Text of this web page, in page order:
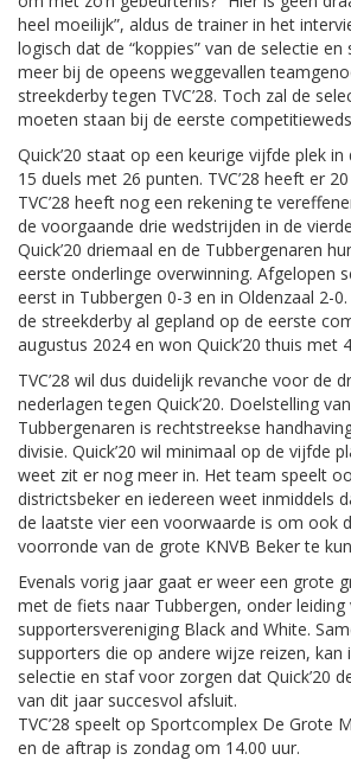
heel moeilijk”, aldus de trainer in het
logisch dat de “koppies” van de selectie
meer bij de opeens weggevallen
streekderby tegen TVC’28. Toch zal de
moeten staan bij de eerste
Quick’20 staat op een keurige vijfde plek in
15 duels met 26 punten. TVC’28 heeft er
TVC’28 heeft nog een rekening te
de voorgaande drie wedstrijden in de
Quick’20 driemaal en de Tubbergenaren
eerste onderlinge overwinning. Afgelopen
eerst in Tubbergen 0-3 en in Oldenzaal 2-
de streekderby al gepland op de eerste
augustus 2024 en won Quick’20 thuis met
TVC’28 wil dus duidelijk revanche voor de
nederlagen tegen Quick’20. Doelstelling
Tubbergenaren is rechtstreekse
divisie. Quick’20 wil minimaal op de vijfde
weet zit er nog meer in. Het team speelt
districtsbeker en iedereen weet inmiddels
de laatste vier een voorwaarde is om ook
voorronde van de grote KNVB Beker te
Evenals vorig jaar gaat er weer een grote
met de fiets naar Tubbergen, onder leiding
supportersvereniging Black and White.
supporters die op andere wijze reizen, kan
selectie en staf voor zorgen dat Quick’20
van dit jaar succesvol afsluit.
TVC’28 speelt op Sportcomplex De Grote
en de aftrap is zondag om 14.00 uur.